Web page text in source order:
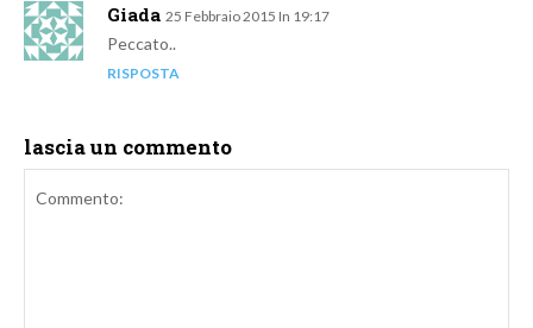
Giada 25 Febbraio 2015 In 19:17
Peccato..
RISPOSTA
lascia un commento